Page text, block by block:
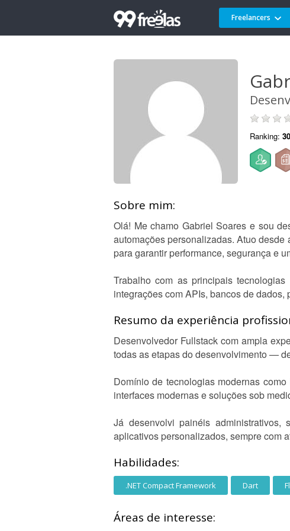
Freelancers
Ranking:
Sobre mim:
Olá! Me chamo Gabriel Soares e sou
automações personalizadas. Atuo
para garantir performance, segurança e
Trabalho com as principais
integrações com APIs, bancos de
Resumo da experiência
Desenvolvedor Fullstack com ampla
todas as etapas do desenvolvimento —
Domínio de tecnologias modernas
interfaces modernas e soluções sob
Já desenvolvi painéis administrativos,
aplicativos personalizados, sempre com
Habilidades:
.NET Compact Framework Dart
Áreas de interesse: